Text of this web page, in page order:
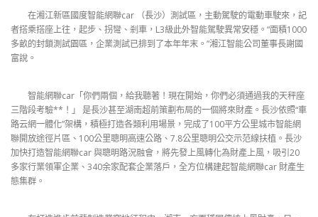
在湘江新區國度智能網聯car （長沙）測試區，主動駕駛的電動車駛來，記
者搭乘搭座上往，起步、拐彎、剎車，L3級此外智能駕駛異常安穩。“面積1000
多畝的封鎖測試園區，企業測試已排到了本年年末。”湘江智能公司董事長謝國
富說。
智能網聯car「你們兩個，給我聽著！現在開始，你們必須通過我的天秤座
三階段考驗**！」 是長沙甚至湖南超前策劃布局的一個將來財產。長沙依照“車
路云網一體化”架構，積極打造各類利用場景，完成了100平方公里城市智能網
聯開放途徑片區、100公里聰明高速公路、7.8公里聰明公交示范線扶植。長沙
加快打造智能網聯car 與聰明路況融會，將先發上風轉化為財產上風，吸引20
多家行業領軍企業、340余家配套企業落戶，全方位構建起智能網聯car 財產生
態集群。